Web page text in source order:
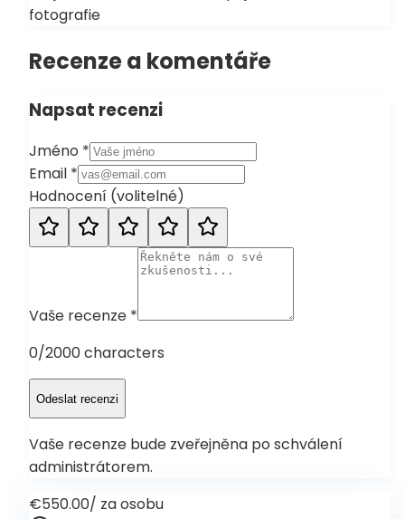
fotografie
Recenze a komentáře
Napsat recenzi
Jméno *
Email *
Hodnocení (volitelné)
Vaše recenze *
0/2000 characters
Odeslat recenzi
Vaše recenze bude zveřejněna po schválení
administrátorem.
€550.00/ za osobu